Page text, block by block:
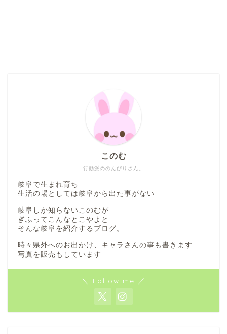
行動派ののんびりさん。
このむ
岐阜で生まれ育ち
生活の場としては岐阜から出た事がない
岐阜しか知らないこのむが
ぎふってこんなとこやよと
そんな岐阜を紹介するブログ。
時々県外へのお出かけ、キャラさんの事も書きます
写真を販売もしています
＼ Follow me ／